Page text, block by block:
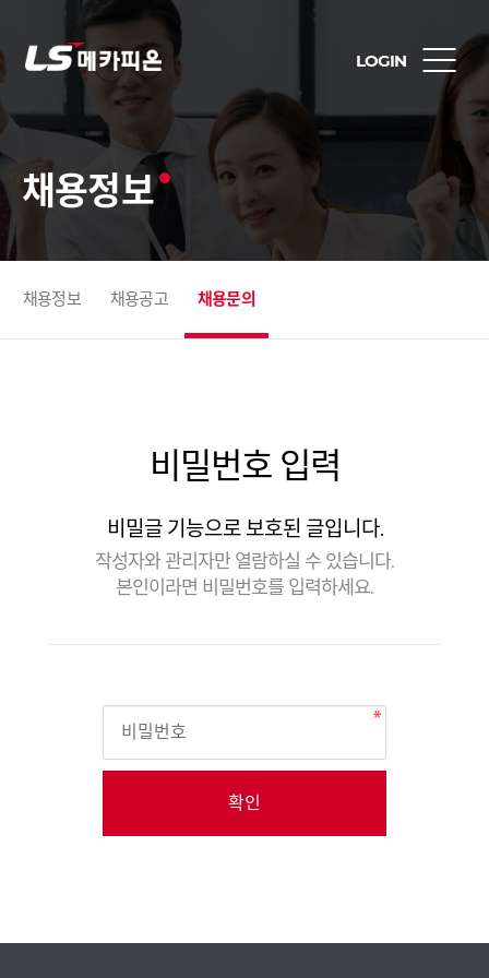
LOGIN
채용정보
채용정보 채용공고 채용문의
비밀번호 입력
비밀글 기능으로 보호된 글입니다.
작성자와 관리자만 열람하실 수 있습니다.
본인이라면 비밀번호를 입력하세요.